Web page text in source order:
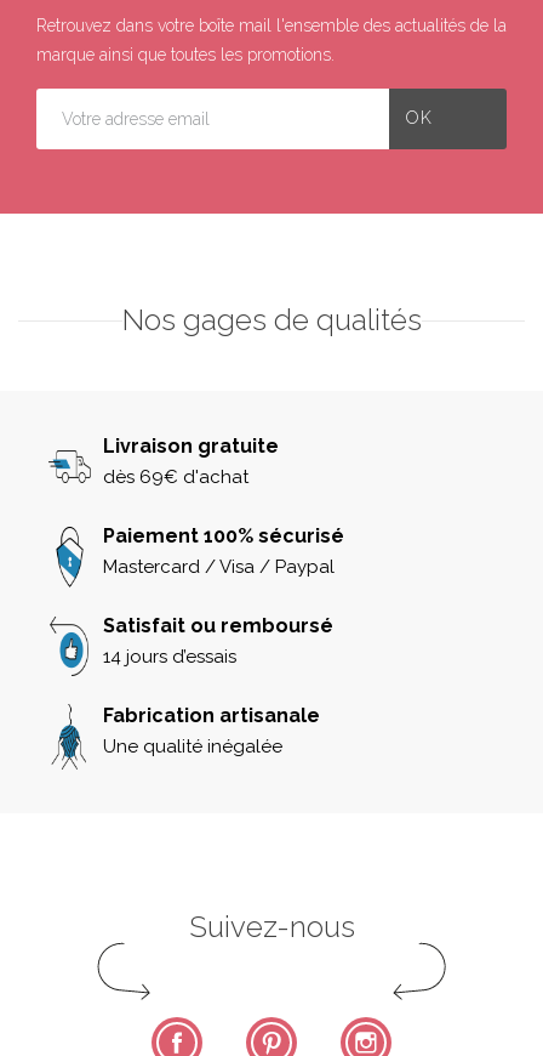
Retrouvez dans votre boîte mail l'ensemble des actualités de la
marque ainsi que toutes les promotions.
Nos gages de qualités
Livraison gratuite
dès 69€ d'achat
Paiement 100% sécurisé
Mastercard / Visa / Paypal
Satisfait ou remboursé
14 jours d’essais
Fabrication artisanale
Une qualité inégalée
Suivez-nous
Facebook Pinterest